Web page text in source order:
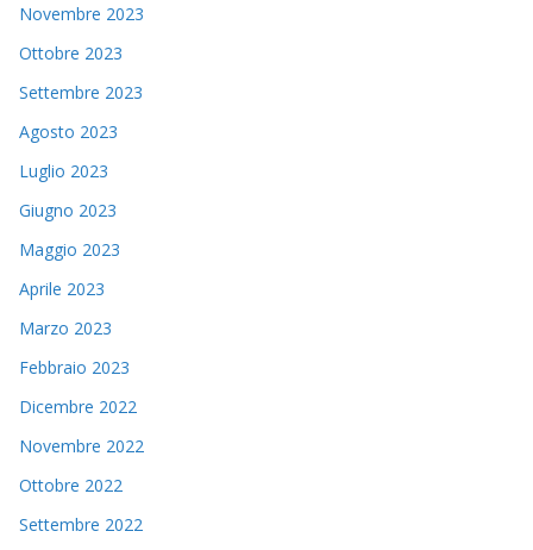
Novembre 2023
Ottobre 2023
Settembre 2023
Agosto 2023
Luglio 2023
Giugno 2023
Maggio 2023
Aprile 2023
Marzo 2023
Febbraio 2023
Dicembre 2022
Novembre 2022
Ottobre 2022
Settembre 2022